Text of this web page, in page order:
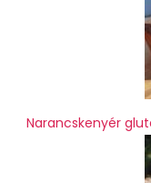
Narancskenyér